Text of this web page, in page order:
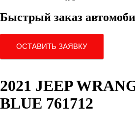
Быстрый заказ
ОСТАВИТЬ ЗАЯВКУ
2021 JEEP
BLUE 761712